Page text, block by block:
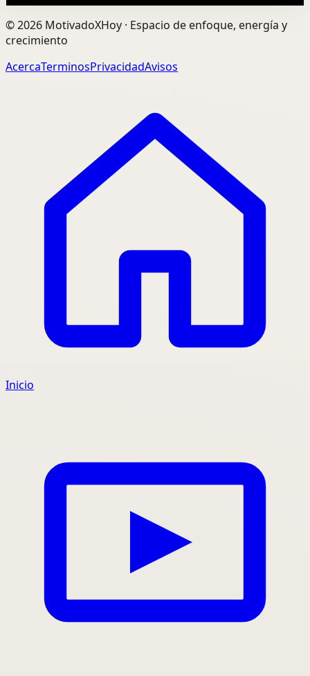
©2026 MotivadoXHoy · Espacio de enfoque, energía y
crecimiento
AcercaTerminosPrivacidadAvisos
Inicio